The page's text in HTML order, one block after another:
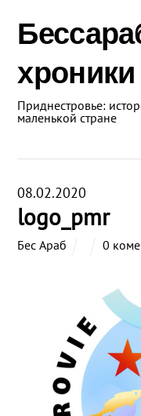
хроники
Приднестровье:
маленькой стране
08.02.2020
logo_pmr
Бес Араб 0